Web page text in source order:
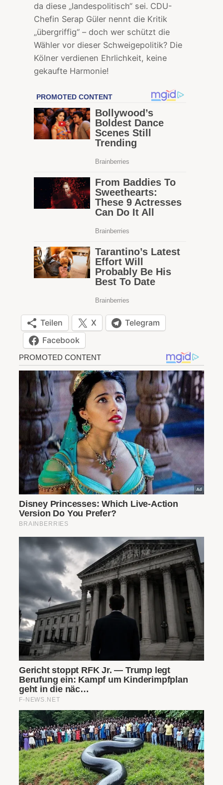
da diese „landespolitisch“ sei. CDU-
Chefin Serap Güler nennt die Kritik
„übergriffig“ – doch wer schützt die
Wähler vor dieser Schweigepolitik? Die
Kölner verdienen Ehrlichkeit, keine
gekaufte Harmonie!
Teilen X
Telegram
Facebook